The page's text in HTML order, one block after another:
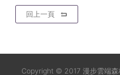
回上一頁
Copyright © 2017 漫步雲端森